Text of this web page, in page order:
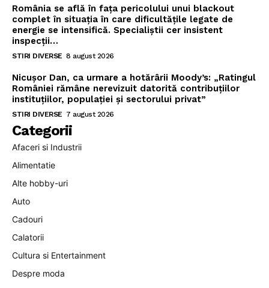
România se află în fața pericolului unui blackout
complet în situația în care dificultățile legate de
energie se intensifică. Specialiștii cer insistent
inspecții…
STIRI DIVERSE 8 august 2026
Nicușor Dan, ca urmare a hotărârii Moody’s: „Ratingul
României rămâne nerevizuit datorită contribuțiilor
instituțiilor, populației și sectorului privat”
STIRI DIVERSE 7 august 2026
Categorii
Afaceri si Industrii
Alimentatie
Alte hobby-uri
Auto
Cadouri
Calatorii
Cultura si Entertainment
Despre moda